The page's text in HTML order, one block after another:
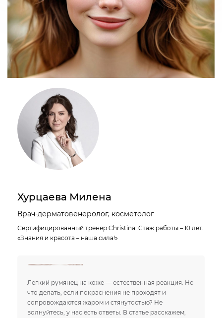
Хурцаева Милена
Врач-дерматовенеролог, косметолог
Сертифицированный тренер Christina. Стаж работы – 10 лет.
«Знания и красота – наша сила!»
Легкий румянец на коже — естественная реакция. Но
что делать, если покраснения не проходят и
сопровождаются жаром и стянутостью? Не
волнуйтесь, у нас есть ответы. В статье расскажем,